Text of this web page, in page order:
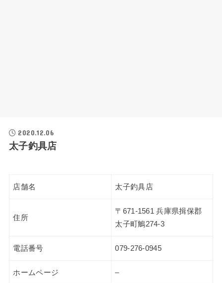
2020.12.06
太子釣具店
店舗名 太子釣具店
住所
〒671-1561 兵庫県揖保郡
太子町鵤274-3
電話番号 079-276-0945
ホームページ –